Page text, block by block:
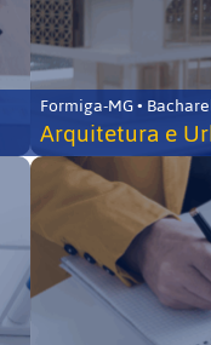
Formiga-MG •
Arquitetura e